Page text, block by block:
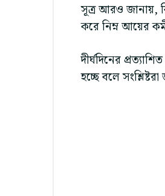
সূত্র আরও জানায়,
করে নিম্ন আয়ের
দীর্ঘদিনের
হচ্ছে বলে